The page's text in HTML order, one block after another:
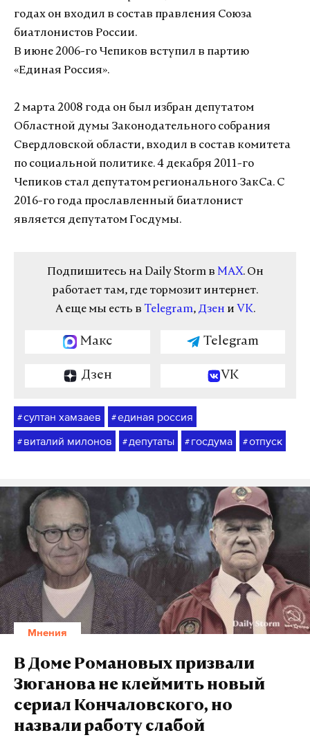
годах он входил в состав правления Союза
биатлонистов России.
В июне 2006-го Чепиков вступил в партию
«Единая Россия».
2 марта 2008 года он был избран депутатом
Областной думы Законодательного собрания
Свердловской области, входил в состав комитета
по социальной политике. 4 декабря 2011-го
Чепиков стал депутатом регионального ЗакСа. С
2016-го года прославленный биатлонист
является депутатом Госдумы.
Подпишитесь на Daily Storm в MAX. Он
работает там, где тормозит интернет.
А еще мы есть в Telegram, Дзен и VK.
Макс Telegram
Дзен VK
#султан хамзаев #единая россия
# виталий милонов # депутаты # госдума #отпуск
Мнения
В Доме Романовых призвали
Зюганова не клеймить новый
сериал Кончаловского, но
назвали работу слабой